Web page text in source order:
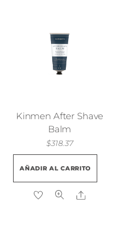
producto
múltiples
Kinmen After Shave
Balm
$318.37
AÑADIR AL CARRITO
Share